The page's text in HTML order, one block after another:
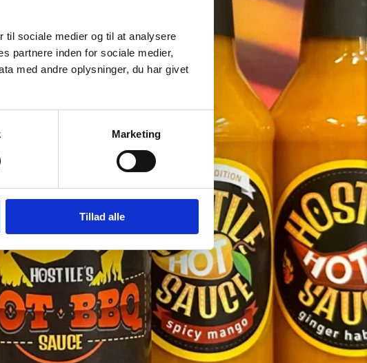
til sociale medier og til at analysere
partnere inden for sociale medier,
med andre oplysninger, du har givet
Marketing
Tillad alle